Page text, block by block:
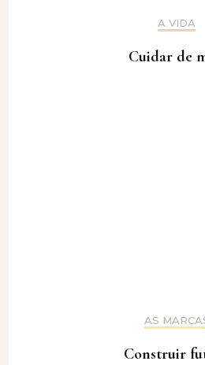
A VIDA
Cuidar de
AS
Construir